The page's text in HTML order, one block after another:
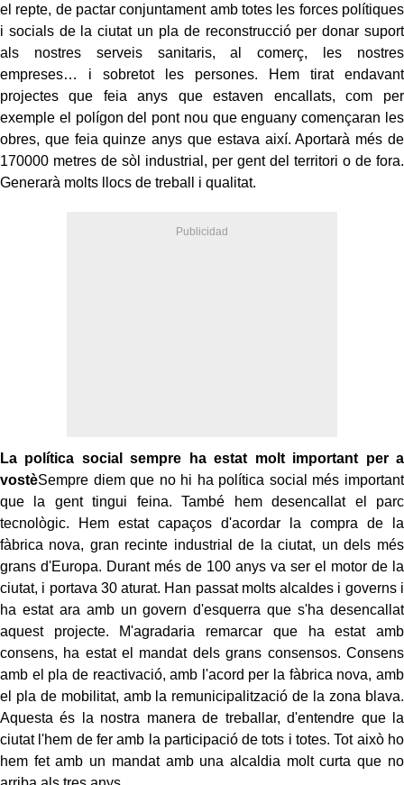
el repte, de pactar conjuntament amb totes les forces polítiques
i socials de la ciutat un pla de reconstrucció per donar suport
als nostres serveis sanitaris, al comerç, les nostres
empreses… i sobretot les persones. Hem tirat endavant
projectes que feia anys que estaven encallats, com per
exemple el polígon del pont nou que enguany començaran les
obres, que feia quinze anys que estava així. Aportarà més de
170000 metres de sòl industrial, per gent del territori o de fora.
Generarà molts llocs de treball i qualitat.
La política social sempre ha estat molt important per a
vostèSempre diem que no hi ha política social més important
que la gent tingui feina. També hem desencallat el parc
tecnològic. Hem estat capaços d'acordar la compra de la
fàbrica nova, gran recinte industrial de la ciutat, un dels més
grans d'Europa. Durant més de 100 anys va ser el motor de la
ciutat, i portava 30 aturat. Han passat molts alcaldes i governs i
ha estat ara amb un govern d'esquerra que s'ha desencallat
aquest projecte. M'agradaria remarcar que ha estat amb
consens, ha estat el mandat dels grans consensos. Consens
amb el pla de reactivació, amb l'acord per la fàbrica nova, amb
el pla de mobilitat, amb la remunicipalització de la zona blava.
Aquesta és la nostra manera de treballar, d'entendre que la
ciutat l'hem de fer amb la participació de tots i totes. Tot això ho
hem fet amb un mandat amb una alcaldia molt curta que no